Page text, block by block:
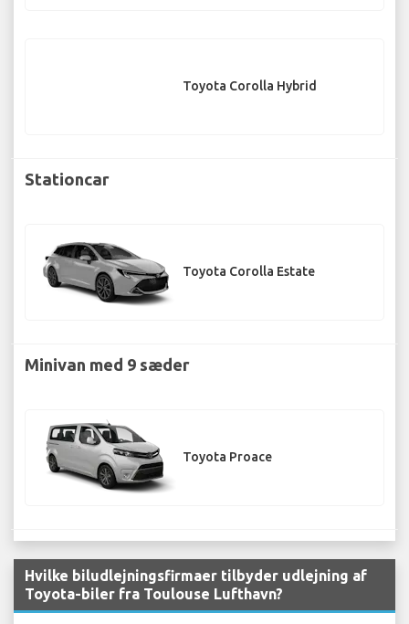
Toyota Corolla Hybrid
Stationcar
Toyota Corolla Estate
Minivan med 9 sæder
Toyota Proace
Hvilke biludlejningsfirmaer tilbyder udlejning af
Toyota-biler fra Toulouse Lufthavn?